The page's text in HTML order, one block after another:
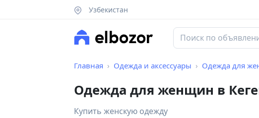
Узбекистан
Главная Одежда и аксессуары Одежда для
Одежда для женщин в
Купить женскую одежду